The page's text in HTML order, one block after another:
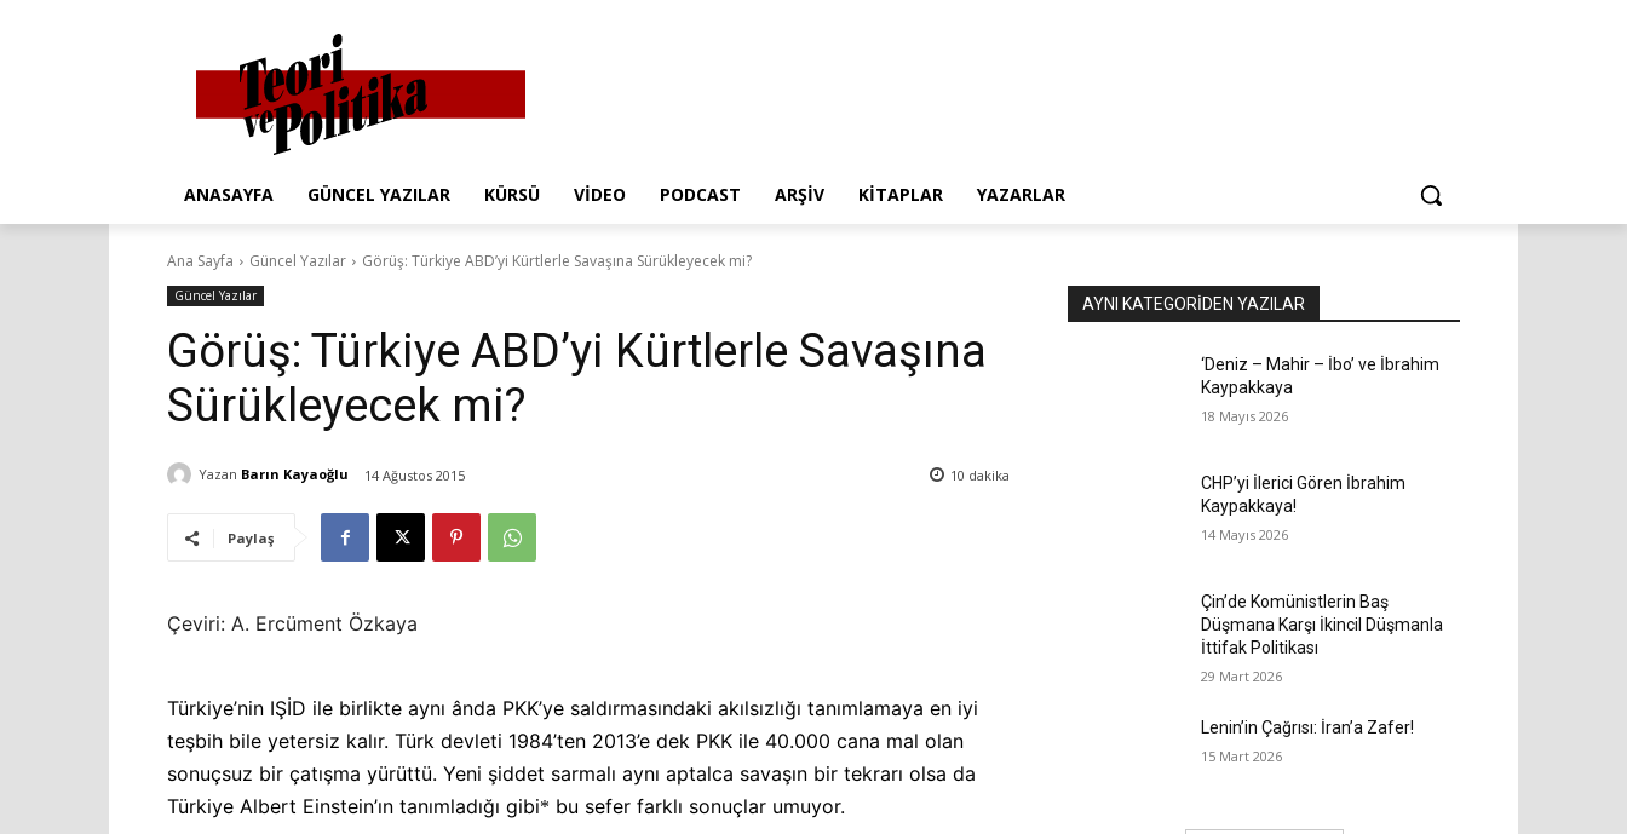
ANASAYFA GÜNCEL YAZILAR KÜRSÜ VIDEO PODCAST ARŞIV KITAPLAR YAZARLAR
Ana Sayfa Güncel Yazılar Görüş: Türkiye ABD’yi Kürtlerle Savaşına Sürükleyecek mi?
Güncel Yazılar
Görüş: Türkiye ABD’yi Kürtlerle Savaşına
Sürükleyecek mi?
Yazan Barın Kayaoğlu 14 Ağustos 2015 10 dakika
Paylaş
Çeviri: A. Ercüment Özkaya
Türkiye’nin IŞİD ile birlikte aynı ânda PKK’ye saldırmasındaki akılsızlığı tanımlamaya en iyi
teşbih bile yetersiz kalır. Türk devleti 1984’ten 2013’e dek PKK ile 40.000 cana mal olan
sonuçsuz bir çatışma yürüttü. Yeni şiddet sarmalı aynı aptalca savaşın bir tekrarı olsa da
Türkiye Albert Einstein’ın tanımladığı gibi* bu sefer farklı sonuçlar umuyor.
AYNI KATEGORIDEN YAZILAR
‘Deniz – Mahir – İbo’ ve İbrahim
Kaypakkaya
18 Mayıs 2026
CHP’yi İlerici Gören İbrahim
Kaypakkaya!
14 Mayıs 2026
Çin’de Komünistlerin Baş
Düşmana Karşı İkincil Düşmanla
İttifak Politikası
29 Mart 2026
Lenin’in Çağrısı: İran’a Zafer!
15 Mart 2026